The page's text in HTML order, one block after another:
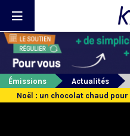
Émissions
Actualités
Noël : un chocolat chaud